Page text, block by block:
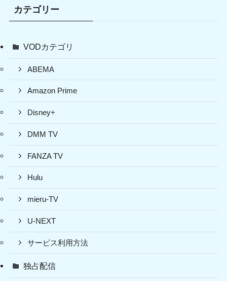
カテゴリー
VODカテゴリ
ABEMA
Amazon Prime
Disney+
DMM TV
FANZA TV
Hulu
mieru-TV
U-NEXT
サービス利用方法
独占配信